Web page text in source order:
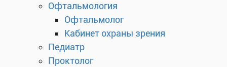
Офтальмология
Офтальмолог
Кабинет охраны зрения
Педиатр
Проктолог